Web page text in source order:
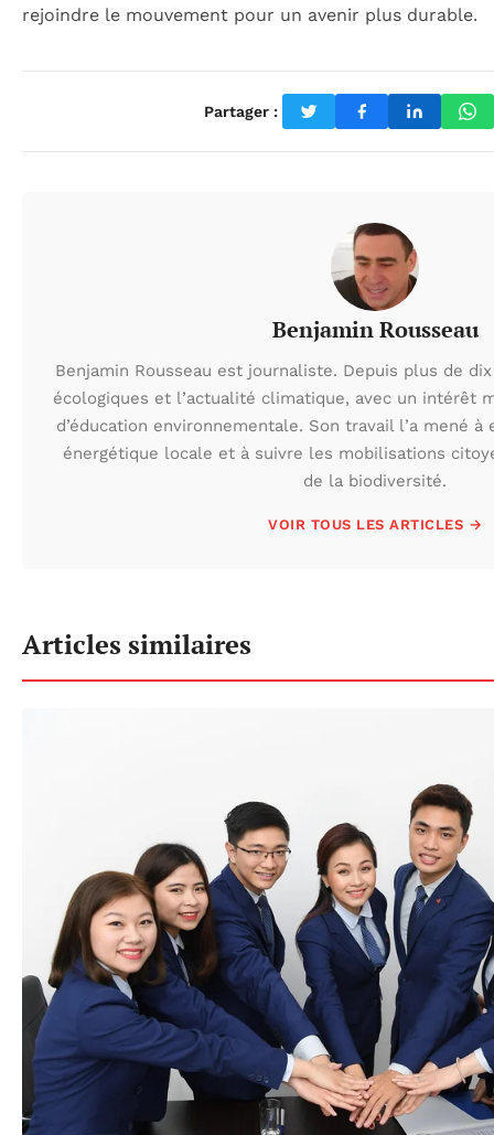
rejoindre le mouvement pour un avenir plus durable.
Partager :
Benjamin Rousseau
Benjamin Rousseau est journaliste. Depuis plus de
écologiques et l’actualité climatique, avec un intérêt
d’éducation environnementale. Son travail l’a mené
énergétique locale et à suivre les mobilisations
de la biodiversité.
VOIR TOUS LES ARTICLES →
Articles similaires